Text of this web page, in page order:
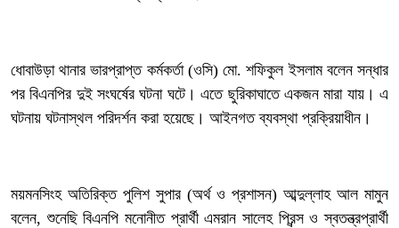
‎ধোবাউড়া থানার ভারপ্রাপ্ত কর্মকর্তা (ওসি) মো. শফিকুল ইসলাম বলেন সন্ধার
পর বিএনপির দুই সংঘর্ষের ঘটনা ঘটে। এতে ছুরিকাঘাতে একজন মারা যায়। এ
ঘটনায় ঘটনাস্থল পরিদর্শন করা হয়েছে। আইনগত ব্যবস্থা প্রক্রিয়াধীন।
‎ময়মনসিংহ অতিরিক্ত পুলিশ সুপার (অর্থ ও প্রশাসন) আব্দুল্লাহ আল মামুন
বলেন, শুনেছি বিএনপি মনোনীত প্রার্থী এমরান সালেহ প্রিন্স ও স্বতন্ত্রপ্রার্থী